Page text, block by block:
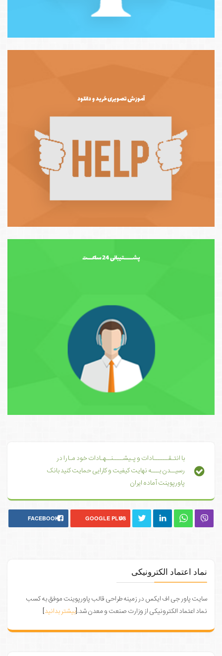
آموزش تصویری خرید و دانلود
پشــــــتیبانی 24 ساعـــت
با انتـقــــــادات و پـیشــــنــهـادات خود مـا را در
رسیــدن بـــه نهایت کیفیت و کارایی حمایت کنید بانک
پاورپوینت آماده ایران
FACEBOOK GOOGLE PLUS
نماد اعتماد الکترونیکی
سایت پاور جی اف ایکس در زمینه طراحی قالب پاورپوینت موفق به کسب
نماد اعتماد الکترونیکی از وزارت صنعت و معدن شد.[بیشتر بدانید]